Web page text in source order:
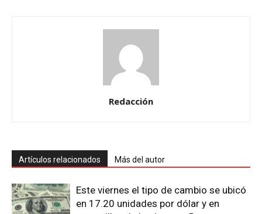
Redacción
Artículos relacionados Más del autor
Este viernes el tipo de cambio se ubicó
en 17.20 unidades por dólar y en